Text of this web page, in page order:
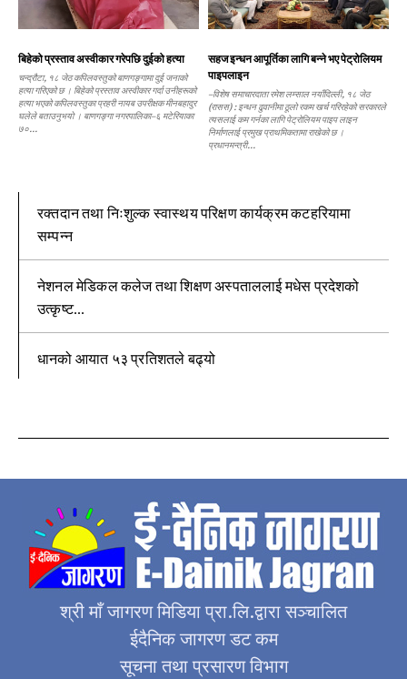
बिहेको प्रस्ताव अस्वीकार गरेपछि दुईको हत्या
चन्द्रौटा, १८ जेठ कपिलवस्तुको बाणगङ्गामा दुई जनाको
हत्या गरिएको छ । बिहेको प्रस्ताव अस्वीकार गर्दा उनीहरूको
हत्या भएको कपिलवस्तुका प्रहरी नायब उपरीक्षक मीनबहादुर
घलेले बताउनुभयो । बाणगङ्गा नगरपालिका–६ मटेरियाका
७०...
सहज इन्धन आपूर्तिका लागि बन्ने भए पेट्रोलियम
पाइपलाइन
–विशेष समाचारदाता रमेश लम्साल नयाँदिल्ली, १८ जेठ
(रासस) : इन्धन ढुवानीमा ठूलो रकम खर्च गरिरहेको सरकारले
त्यसलाई कम गर्नका लागि पेट्रोलियम पाइप लाइन
निर्माणलाई प्रमुख प्राथमिकतामा राखेको छ ।
प्रधानमन्त्री...
रक्तदान तथा निःशुल्क स्वास्थय परिक्षण कार्यक्रम कटहरियामा
सम्पन्न
नेशनल मेडिकल कलेज तथा शिक्षण अस्पताललाई मधेस प्रदेशको
उत्कृष्ट...
धानको आयात ५३ प्रतिशतले बढ्यो
श्री माँ जागरण मिडिया प्रा.लि.द्वारा सञ्चालित
ईदैनिक जागरण डट कम
सूचना तथा प्रसारण विभाग